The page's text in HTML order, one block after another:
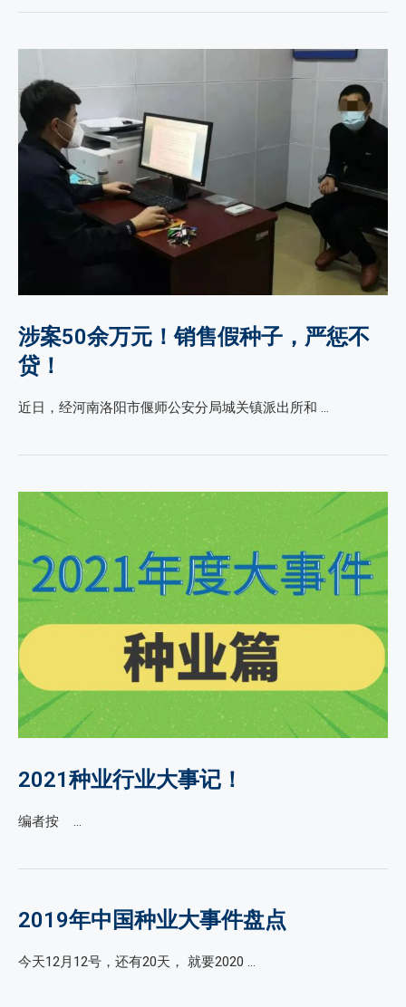
涉案50余万元！销售假种子，严惩不
贷！
近日，经河南洛阳市偃师公安分局城关镇派出所和 …
2021种业行业大事记！
编者按 …
2019年中国种业大事件盘点
今天12月12号，还有20天， 就要2020 …